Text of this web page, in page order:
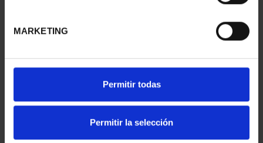
MARKETING
Permitir todas
Permitir la selección
H. NAVEGACIÓN -SERIE I- DRAKKAR ESCANDINAVO
16,94 €